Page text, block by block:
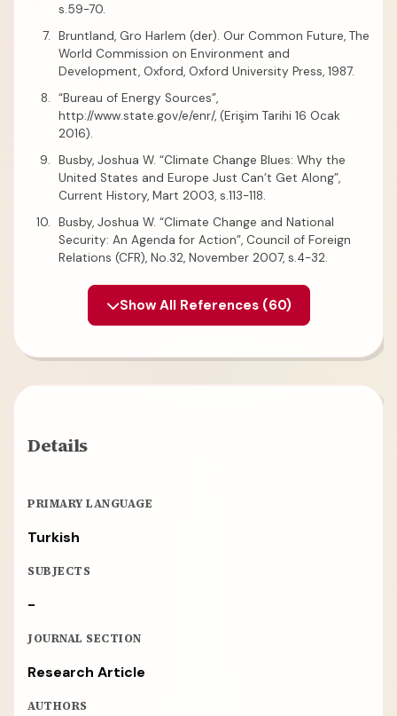
s.59-70.
Bruntland, Gro Harlem (der). Our Common Future, The
World Commission on Environment and
Development, Oxford, Oxford University Press, 1987.
“Bureau of Energy Sources”,
http://www.state.gov/e/enr/, (Erişim Tarihi 16 Ocak
2016).
Busby, Joshua W. “Climate Change Blues: Why the
United States and Europe Just Can’t Get Along”,
Current History, Mart 2003, s.113-118.
Busby, Joshua W. “Climate Change and National
Security: An Agenda for Action”, Council of Foreign
Relations (CFR), No.32, November 2007, s.4-32.
Show All References (60)
Details
PRIMARY LANGUAGE
Turkish
SUBJECTS
-
JOURNAL SECTION
Research Article
AUTHORS